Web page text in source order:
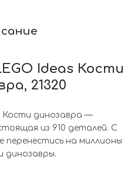
Ideas Кости
21320
Кости динозавра —
из 910 деталей. С
на миллионы
динозавры.